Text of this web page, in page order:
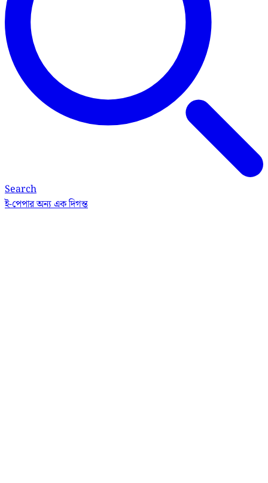
Search
ই-পেপারঅন্য এক দিগন্ত